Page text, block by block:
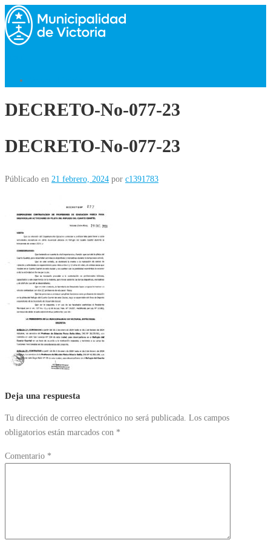
Saltar
al
contenido
DECRETO-No-077-23
DECRETO-No-077-23
Públicado en 21 febrero, 2024 por c1391783
Deja una respuesta
Tu dirección de correo electrónico no será publicada. Los campos
obligatorios están marcados con *
Comentario *